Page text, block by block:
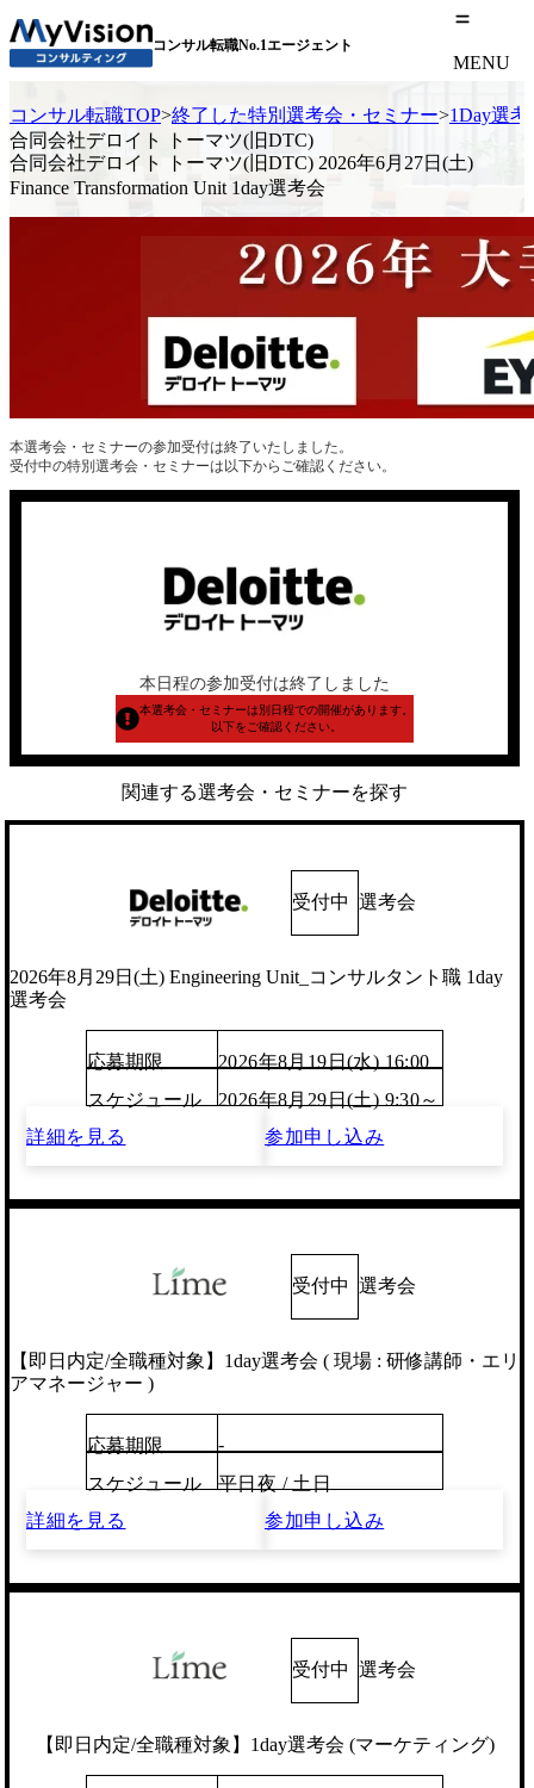
コンサル転職No.1エージェント
MENU
コンサル転職TOP>終了した特別選考会・セミナー>1Day選考
合同会社デロイト トーマツ(旧DTC)
合同会社デロイト トーマツ(旧DTC) 2026年6月27日(土)
Finance Transformation Unit 1day選考会
本選考会・セミナーの参加受付は終了いたしました。
受付中の特別選考会・セミナーは以下からご確認ください。
本日程の参加受付は終了しました
本選考会・セミナーは別日程での開催があります。
以下をご確認ください。
関連する選考会・セミナーを探す
受付中 選考会
2026年8月29日(土) Engineering Unit_コンサルタント職 1day
選考会
応募期限
2026年8月19日(水) 16:00
スケジュール
2026年8月29日(土) 9:30～
詳細を見る
参加申し込み
受付中 選考会
【即日内定/全職種対象】1day選考会 ( 現場 : 研修講師・エリ
アマネージャー )
応募期限
-
スケジュール
平日夜 / 土日
詳細を見る
参加申し込み
受付中 選考会
【即日内定/全職種対象】1day選考会 (マーケティング)